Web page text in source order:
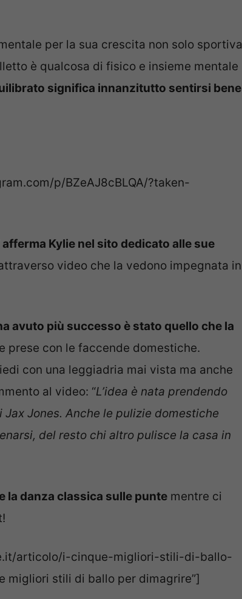
per la sua crescita non solo sportiva
è qualcosa di fisico e insieme mentale
significa innanzitutto sentirsi bene
p/BZeAJ8cBLQA/?taken-
Kylie nel sito dedicato alle sue
video che la vedono impegnata in
avuto più successo è stato quello che la
prese con le faccende domestiche.
con una leggiadria mai vista ma anche
al video: “L’idea è nata prendendo
Jax Jones. Anche le pulizie domestiche
del resto chi altro pulisce la casa in
la danza classica sulle punte mentre ci
articolo/i-cinque-migliori-stili-di-ballo-
migliori stili di ballo per dimagrire”]